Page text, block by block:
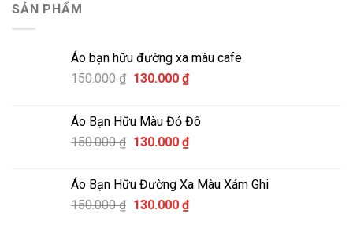
SẢN PHẨM
Áo bạn hữu đường xa màu cafe
150.000₫ Giá
150.000 ₫.
130.000 ₫Giá
là:
130.000 ₫.
Áo Bạn Hữu Màu Đỏ Đô
150.000₫ Giá
150.000 ₫.
130.000 ₫Giá
là:
130.000 ₫.
Áo Bạn Hữu Đường Xa Màu Xám Ghi
150.000₫ Giá
130.000 ₫Giá